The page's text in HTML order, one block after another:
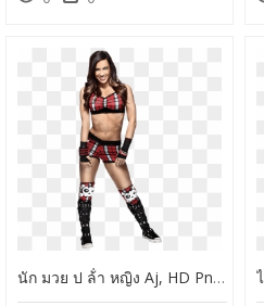
นัก มวย ป ล้ํา หญิง Aj, HD Png Download